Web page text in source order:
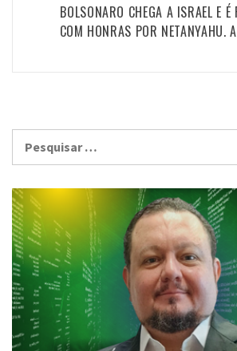
BOLSONARO CHEGA A ISRAEL E É
COM HONRAS POR NETANYAHU.
por: